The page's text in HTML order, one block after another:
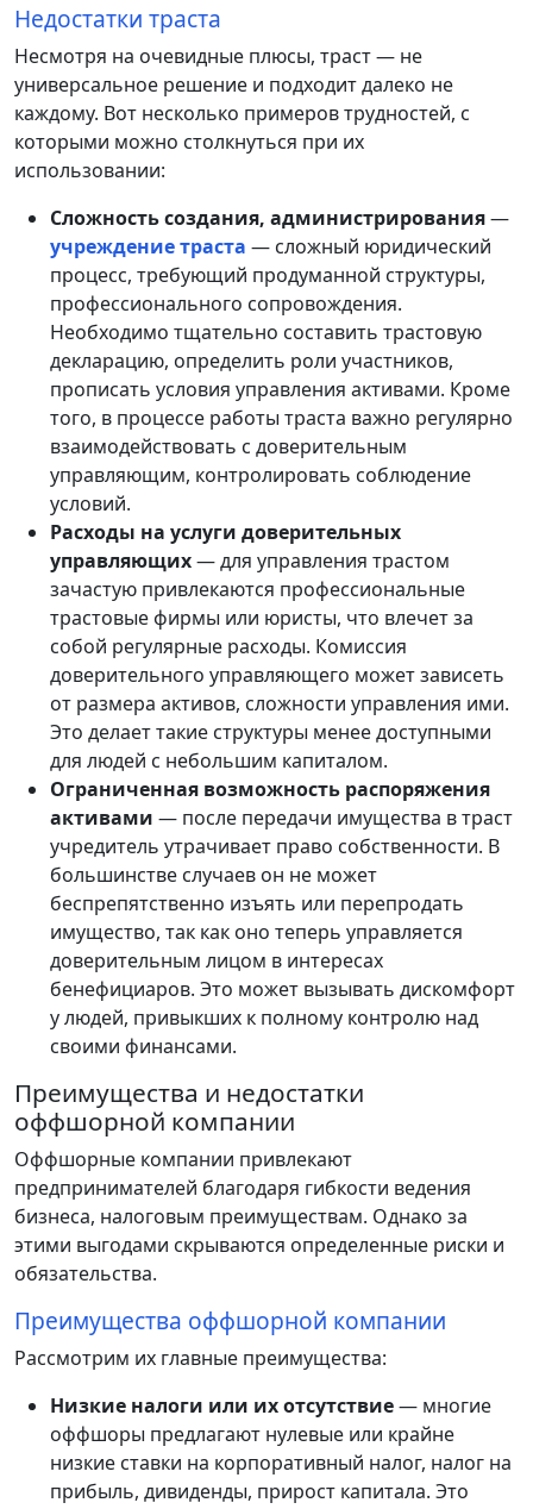
Недостатки траста
Несмотря на очевидные плюсы, траст — не
универсальное решение и подходит далеко не
каждому. Вот несколько примеров трудностей, с
которыми можно столкнуться при их
использовании:
Сложность создания, администрирования—
учреждение траста — сложный юридический
процесс, требующий продуманной структуры,
профессионального сопровождения.
Необходимо тщательно составить трастовую
декларацию, определить роли участников,
прописать условия управления активами. Кроме
того, в процессе работы траста важно регулярно
взаимодействовать с доверительным
управляющим, контролировать соблюдение
условий.
Расходы на услуги доверительных
управляющих— для управления трастом
зачастую привлекаются профессиональные
трастовые фирмы или юристы, что влечет за
собой регулярные расходы. Комиссия
доверительного управляющего может зависеть
от размера активов, сложности управления ими.
Это делает такие структуры менее доступными
для людей с небольшим капиталом.
Ограниченная возможность распоряжения
активами — после передачи имущества в траст
учредитель утрачивает право собственности. В
большинстве случаев он не может
беспрепятственно изъять или перепродать
имущество, так как оно теперь управляется
доверительным лицом в интересах
бенефициаров. Это может вызывать дискомфорт
у людей, привыкших к полному контролю над
своими финансами.
Преимущества и недостатки
оффшорной компании
Оффшорные компании привлекают
предпринимателей благодаря гибкости ведения
бизнеса, налоговым преимуществам. Однако за
этими выгодами скрываются определенные риски и
обязательства.
Преимущества оффшорной компании
Рассмотрим их главные преимущества:
Низкие налоги или их отсутствие— многие
оффшоры предлагают нулевые или крайне
низкие ставки на корпоративный налог, налог на
прибыль, дивиденды, прирост капитала. Это